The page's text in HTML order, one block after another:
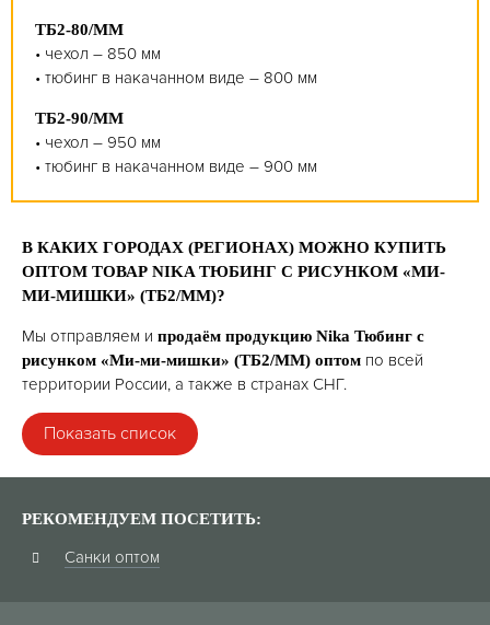
ТБ2-80/ММ
• чехол – 850 мм
• тюбинг в накачанном виде – 800 мм
ТБ2-90/ММ
• чехол – 950 мм
• тюбинг в накачанном виде – 900 мм
В КАКИХ ГОРОДАХ (РЕГИОНАХ) МОЖНО КУПИТЬ
ОПТОМ ТОВАР NIKA ТЮБИНГ С РИСУНКОМ «МИ-
МИ-МИШКИ» (ТБ2/ММ)?
Мы отправляем и продаём продукцию Nika Тюбинг с
рисунком «Ми-ми-мишки» (ТБ2/ММ) оптом по всей
территории России, а также в странах СНГ.
Показать список
Абакан
Абинск
РЕКОМЕНДУЕМ ПОСЕТИТЬ:
Санки оптом